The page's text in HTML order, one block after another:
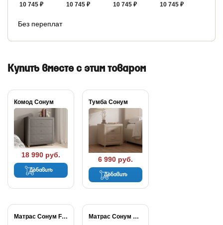
10 745 ₽
10 745 ₽
10 745 ₽
10 745 ₽
Без переплат
Купить вместе с этим товаром
Комод Сонум
18 990 руб.
Добавить
Тумба Сонум
6 990 руб.
Добавить
Матрас Сонум Flex... Матрас Сонум Balance...